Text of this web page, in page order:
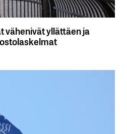
vähenivät yllättäen ja